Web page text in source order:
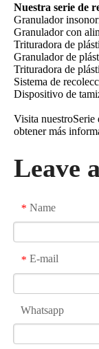
Nuestra serie de
Granulador
Granulador con
Trituradora de
Granulador de
Trituradora de
Sistema de
Dispositivo de
Visita nuestroSerie
obtener más
Leave
* Name
* E-mail
Whatsapp